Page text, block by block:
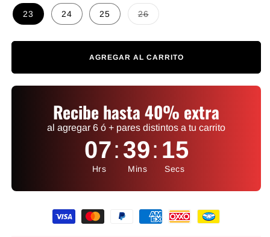
23 24 25 26
Variante agotada o no
AGREGAR AL CARRITO
Recibe hasta 40% extra
al agregar 6 ó + pares distintos a tu carrito
07: 39: 15
Hrs Mins Secs
Formas de pago